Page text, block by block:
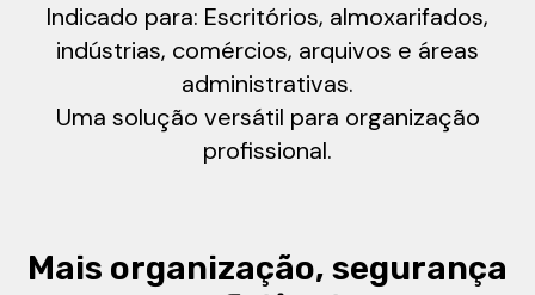
Indicado para: Escritórios, almoxarifados,
indústrias, comércios, arquivos e áreas
administrativas.
Uma solução versátil para organização
profissional.
Mais organização, segurança